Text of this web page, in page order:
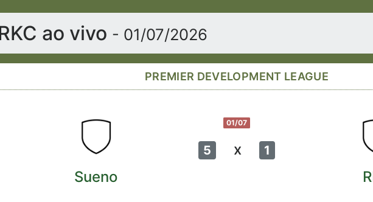
ao vivo - 01/07/2026
PREMIER DEVELOPMENT LEAGUE
01/07
5 x 1
Sueno